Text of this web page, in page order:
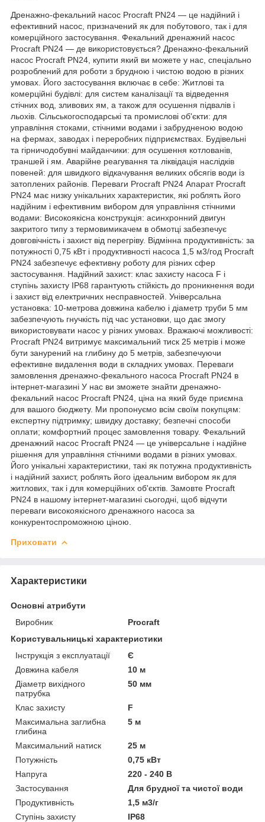
Дренажно-фекальний насос Procraft PN24 ― це надійний і
ефективний насос, призначений як для побутового, так і для
комерційного застосування. Фекальний дренажний насос
Procraft PN24 ― де використовується? Дренажно-фекальний
насос Procraft PN24, купити який ви можете у нас, спеціально
розроблений для роботи з брудною і чистою водою в різних
умовах. Його застосування включає в себе: Житлові та
комерційні будівлі: для систем каналізації та відведення
стічних вод, зливових ям, а також для осушення підвалів і
льохів. Сільськогосподарські та промислові об'єкти: для
управління стоками, стічними водами і забрудненою водою
на фермах, заводах і переробних підприємствах. Будівельні
та гірничодобувні майданчики: для осушення котлованів,
траншей і ям. Аварійне реагування та ліквідація наслідків
повеней: для швидкого відкачування великих обсягів води із
затоплених районів. Переваги Procraft PN24 Апарат Procraft
PN24 має низку унікальних характеристик, які роблять його
надійним і ефективним вибором для управління стічними
водами: Високоякісна конструкція: асинхронний двигун
закритого типу з термовимикачем в обмотці забезпечує
довговічність і захист від перегріву. Відмінна продуктивність: за
потужності 0,75 кВт і продуктивності насоса 1,5 м3/год Procraft
PN24 забезпечує ефективну роботу для різних сфер
застосування. Надійний захист: клас захисту насоса F і
ступінь захисту IP68 гарантують стійкість до проникнення води
і захист від електричних несправностей. Універсальна
установка: 10-метрова довжина кабелю і діаметр труби 5 мм
забезпечують гнучкість під час установки, що дає змогу
використовувати насос у різних умовах. Вражаючі можливості:
Procraft PN24 витримує максимальний тиск 25 метрів і може
бути занурений на глибину до 5 метрів, забезпечуючи
ефективне видалення води в складних умовах. Переваги
замовлення дренажно-фекального насоса Procraft PN24 в
інтернет-магазині У нас ви зможете знайти дренажно-
фекальний насос Procraft PN24, ціна на який буде приємна
для вашого бюджету. Ми пропонуємо всім своїм покупцям:
експертну підтримку; швидку доставку; безпечні способи
оплати; комфортний процес замовлення товару. Фекальний
дренажний насос Procraft PN24 ― це універсальне і надійне
рішення для управління стічними водами в різних умовах.
Його унікальні характеристики, такі як потужна продуктивність
і надійний захист, роблять його ідеальним вибором як для
житлових, так і для комерційних об'єктів. Замовте Procraft
PN24 в нашому інтернет-магазині сьогодні, щоб відчути
переваги високоякісного дренажного насоса за
конкурентоспроможною ціною.
Приховати
Характеристики
Основні атрибути
Виробник
Procraft
Користувальницькі характеристики
Інструкція з експлуатації
Є
Довжина кабеля
10 м
Діаметр вихідного
патрубка
50 мм
Клас захисту
F
Максимальна заглибна
глибина
5 м
Максимальний натиск
25 м
Потужність
0,75 кВт
Напруга
220 - 240 В
Застосування
Для брудної та чистої води
Продуктивність
1,5 м3/г
Ступінь захисту
IP68